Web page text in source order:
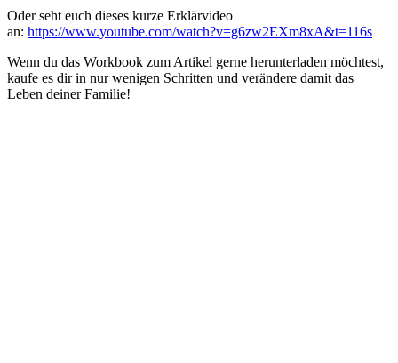
Oder seht euch dieses kurze Erklärvideo
an: https://www.youtube.com/watch?v=g6zw2EXm8xA&t=116s
Wenn du das Workbook zum Artikel gerne herunterladen möchtest,
kaufe es dir in nur wenigen Schritten und verändere damit das
Leben deiner Familie!